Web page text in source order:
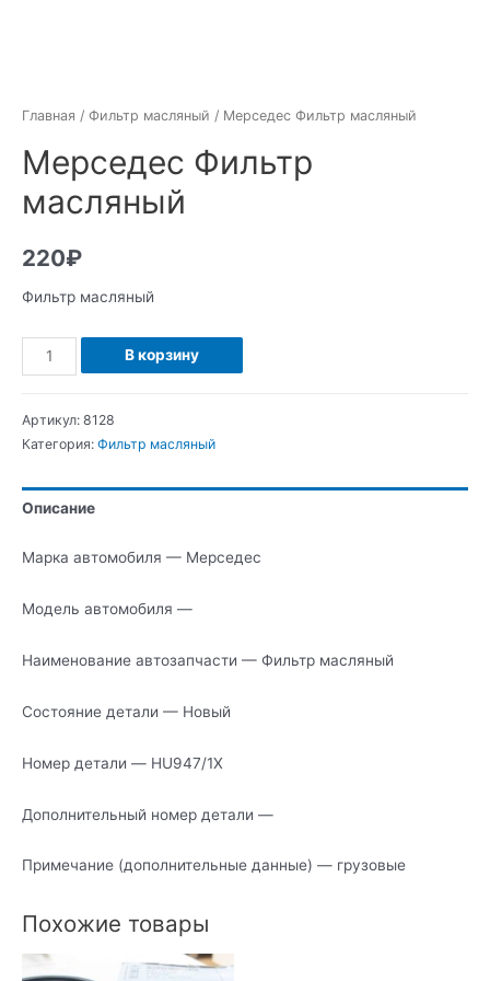
Главная / Фильтр масляный / Мерседес Фильтр масляный
Мерседес Фильтр
масляный
220₽
Фильтр масляный
Количество
Мерседес
масляный
В корзину
Артикул: 8128
Категория: Фильтр масляный
Описание
Марка автомобиля — Мерседес
Модель автомобиля —
Наименование автозапчасти — Фильтр масляный
Состояние детали — Новый
Номер детали — HU947/1X
Дополнительный номер детали —
Примечание (дополнительные данные) — грузовые
Похожие товары